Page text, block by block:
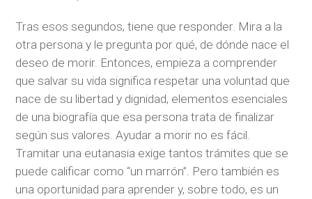
Tras esos segundos, tiene que responder. Mira a la
otra persona y le pregunta por qué, de dónde nace el
deseo de morir. Entonces, empieza a comprender
que salvar su vida significa respetar una voluntad que
nace de su libertad y dignidad, elementos esenciales
de una biografía que esa persona trata de finalizar
según sus valores. Ayudar a morir no es fácil.
Tramitar una eutanasia exige tantos trámites que se
puede calificar como “un marrón”. Pero también es
una oportunidad para aprender y, sobre todo, es un